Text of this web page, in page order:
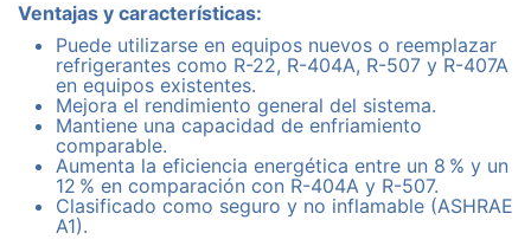
Ventajas y características:
Puede utilizarse en equipos nuevos o reemplazar
refrigerantes como R-22, R-404A, R-507 y R-407A
en equipos existentes.
Mejora el rendimiento general del sistema.
Mantiene una capacidad de enfriamiento
comparable.
Aumenta la eficiencia energética entre un 8 % y un
12 % en comparación con R-404A y R-507.
Clasificado como seguro y no inflamable (ASHRAE
A1).